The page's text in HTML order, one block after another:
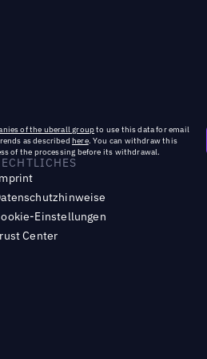
of the uberall groupto use this data for email
as described here. You can withdraw this
of the processing before its withdrawal.
Einstellungen
Center